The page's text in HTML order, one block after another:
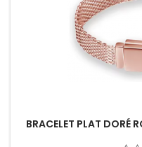
BRACELET PLAT DORÉ